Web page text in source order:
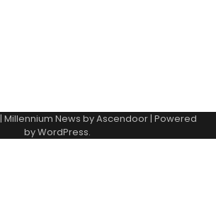
| Millennium News byAscendoor | Powered
byWordPress.